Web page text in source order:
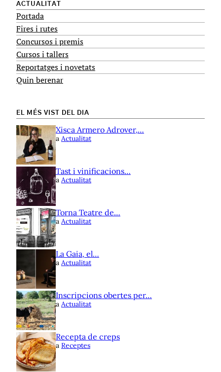
ACTUALITAT
Portada
Fires i rutes
Concursos i premis
Cursos i tallers
Reportatges i novetats
Quin berenar
EL MÉS VIST DEL DIA
Xisca Armero Adrover,…
a Actualitat
Tast i vinificacions…
a Actualitat
Torna Teatre de…
a Actualitat
La Gaia, el…
a Actualitat
Inscripcions obertes per…
a Actualitat
Recepta de creps
a Receptes